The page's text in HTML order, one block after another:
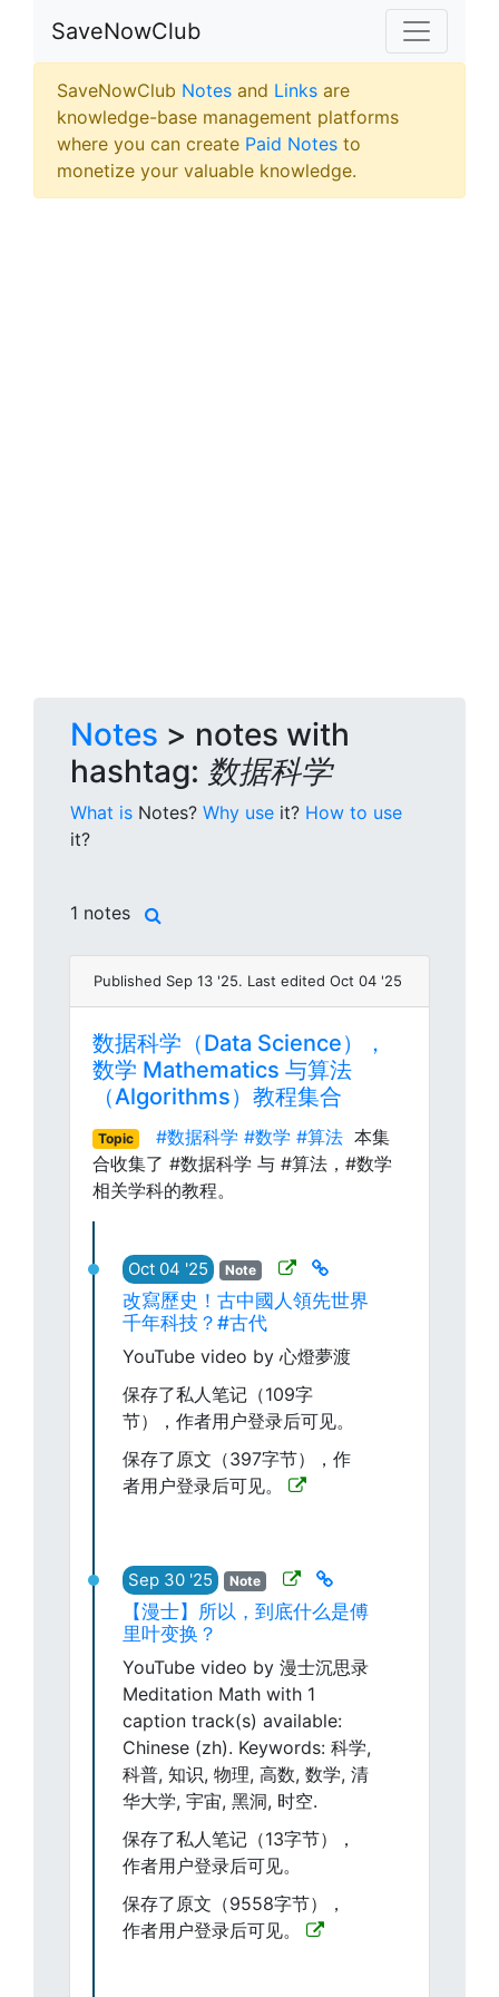
SaveNowClub
SaveNowClub Notes and Links are
knowledge-base management platforms
where you can create Paid Notes to
monetize your valuable knowledge.
Notes > notes with
hashtag: 数据科学
What is Notes? Why use it? How to use
it?
1 notes
Published Sep 13 '25. Last edited Oct 04 '25
数据科学（Data Science），
数学 Mathematics 与算法
（Algorithms）教程集合
Topic #数据科学 #数学 #算法本集
合收集了 #数据科学 与 #算法，#数学
相关学科的教程。
Oct 04 '25 Note
改寫歷史！古中國人領先世界
千年科技？#古代
YouTube video by 心燈夢渡
保存了私人笔记（109字
节），作者用户登录后可见。
保存了原文（397字节），作
者用户登录后可见。
Sep 30 '25 Note
【漫士】所以，到底什么是傅
里叶变换？
YouTube video by 漫士沉思录
Meditation Math with 1
caption track(s) available:
Chinese (zh). Keywords: 科学,
科普, 知识, 物理, 高数, 数学, 清
华大学, 宇宙, 黑洞, 时空.
保存了私人笔记（13字节），
作者用户登录后可见。
保存了原文（9558字节），
作者用户登录后可见。